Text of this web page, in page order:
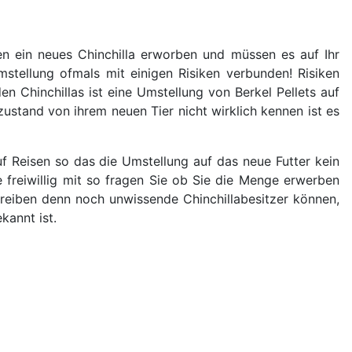
ein neues Chinchilla erworben und müssen es auf Ihr
ofmals mit einigen Risiken verbunden! Risiken
Chinchillas ist eine Umstellung von Berkel Pellets auf
von ihrem neuen Tier nicht wirklich kennen ist es
so das die Umstellung auf das neue Futter kein
freiwillig mit so fragen Sie ob Sie die Menge erwerben
denn noch unwissende Chinchillabesitzer können,
ist.